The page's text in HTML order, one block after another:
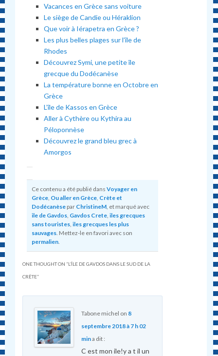
Vacances en Grèce sans voiture
Le siège de Candie ou Héraklion
Que voir à Iérapetra en Grèce ?
Les plus belles plages sur l’île de
Rhodes
Découvrez Symi, une petite île
grecque du Dodécanèse
La température bonne en Octobre en
Grèce
L’île de Kassos en Grèce
Aller à Cythère ou Kythira au
Péloponnèse
Découvrez le grand bleu grec à
Amorgos
Ce contenu a été publié dansVoyager en
Grèce, Ou aller en Grèce, Crète et
Dodécanèse par ChristineM, et marqué avec
ile de Gavdos, Gavdos Crete,iles grecques
sans touristes,iles grecques les plus
sauvages. Mettez-le en favori avec son
permalien.
ONE THOUGHT ON “L’ÎLE DE GAVDOS DANS LE SUD DE LA
CRÈTE”
Tabone michel on 8
septembre 2018 à 7 h 02
mina dit :
C est mon ile!y a t il un